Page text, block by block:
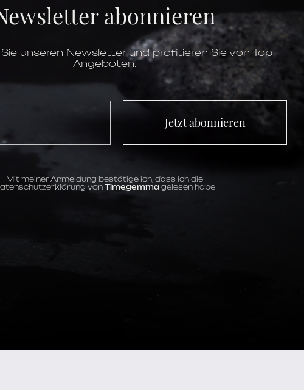
abonnieren
unseren Newsletter und profitieren Sie von Top
Angeboten.
Jetzt abonnieren
Mit meiner Anmeldung bestätige ich, dass ich die
von Timegemma gelesen habe